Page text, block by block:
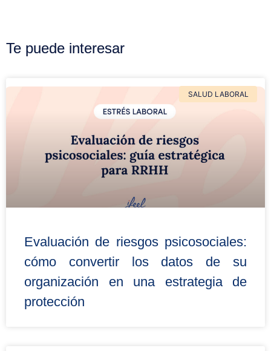
Te puede interesar
SALUD LABORAL
Evaluación de riesgos psicosociales:
cómo convertir los datos de su
organización en una estrategia de
protección